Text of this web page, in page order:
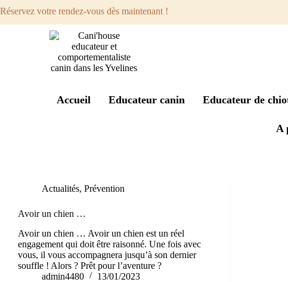
Réservez votre rendez-vous dès maintenant !
Accueil Educateur canin Educateur de
A
Actualités, Prévention
Avoir un chien …
Avoir un chien … Avoir un chien est un réel
engagement qui doit être raisonné. Une fois avec
vous, il vous accompagnera jusqu’à son dernier
souffle ! Alors ? Prêt pour l’aventure ?
admin4480
13/01/2023